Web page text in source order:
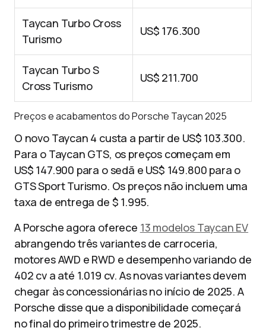
Taycan Turbo Cross
Turismo
US$ 176.300
Taycan Turbo S
Cross Turismo
US$ 211.700
Preços e acabamentos do Porsche Taycan 2025
O novo Taycan 4 custa a partir de US$ 103.300.
Para o Taycan GTS, os preços começam em
US$ 147.900 para o sedã e US$ 149.800 para o
GTS Sport Turismo. Os preços não incluem uma
taxa de entrega de $ 1.995.
A Porsche agora oferece 13 modelos Taycan EV
abrangendo três variantes de carroceria,
motores AWD e RWD e desempenho variando de
402 cv a até 1.019 cv. As novas variantes devem
chegar às concessionárias no início de 2025. A
Porsche disse que a disponibilidade começará
no final do primeiro trimestre de 2025.